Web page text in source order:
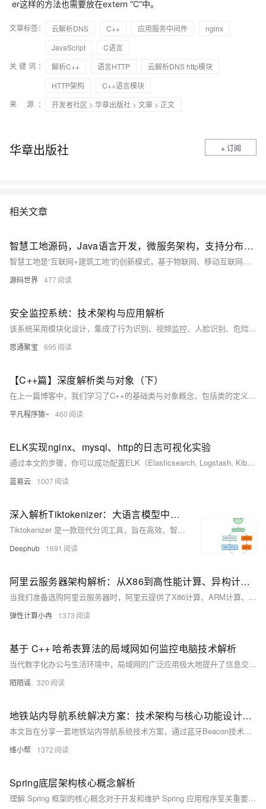
er这样的方法也需要放在extern “C”中。
文章标签： 云解析DNS C++ 应用服务中间件
nginx
JavaScript
C语言
关键词：
解析C++ 语言HTTP
云解析DNS http模块
HTTP架构
C++语言模块
来 源：
开发者社区 > 华章出版社 > 文章 > 正文
华章出版社 + 订阅
相关文章
智慧工地源码，Java语言开发，微服务架构，支持分布式和集群部署，多端覆盖
智慧工地是“互联网+建筑工地”的创新模式，基于物联网、移动互联网、BIM、大数据、人工智能等技术，实现对施工现场人员、设备、材料、安全等环节的智能化管理。其解决方案涵盖数据大屏、移动APP和PC管理端，采用高性能Java微服务架构，支持分布式与集群部署，结合Redis、消息队列等技术确保系统稳定高效。通过大数据驱动决策、物联网实时监测预警及AI智能视频监控，消除数据孤岛，提升项目可控性与安全性。智慧工地提供专家级远程管理服务，助力施工质量和安全管理升级，同时依托可扩展平台、多端应用和丰富设备接口，满足多样化需求，推动建筑行业数字化转型。
源码世界 477
安全监控系统：技术架构与应用解析
该系统采用模块化设计，集成了行为识别、视频监控、人脸识别、危险区域检测、异常事件检测、日志追溯及消息推送等功能，并可选配OCR识别模块。基于深度学习与开源技术栈（如TensorFlow、OpenCV），系统具备高精度、低延迟特点，支持实时分析儿童行为、监测危险区域、识别异常事件，并将结果推送给教师或家长。同时兼容主流硬件，支持本地化推理与分布式处理，确保可靠性与扩展性，为幼儿园安全管理提供全面解决方案。
思通聚宝 695
【C++篇】深度解析类与对象（下）
在上一篇博客中，我们学习了C++的基础类与对象概念，包括类的定义、对象的使用和构造函数的作用。在这一篇，我们将深入探讨C++类的一些重要特性，如构造函数的高级用法、类型转换、static成员、友元、内部类、匿名对象，以及对象拷贝优化等。这些内容可以帮助你更好地理解和应用面向对象编程的核心理念，提升代码的健壮性、灵活性和可维护性。
平凡程序猿~ 460
ELK实现nginx、mysql、http的日志可视化实验
通过本文的步骤，你可以成功配置ELK（Elasticsearch, Logstash, Kibana）来实现nginx、mysql和http日志的可视化。通过Kibana，你可以直观地查看和分析日志数据，从而更好地监控和管理系统。希望这些步骤能帮助你在实际项目中有效地利用ELK来处理日志数据。
蓝易云 1007
深入解析Tiktokenizer：大语言模型中核心分词技术的原理与架构
Tiktokenizer 是一款现代分词工具，旨在高效、智能地将文本转换为机器可处理的离散单元（token）。它不仅超越了传统的空格分割和正则表达式匹配方法，还结合了上下文感知能力，适应复杂语言结构。Tiktokenizer 的核心特性包括自适应 token 分割、高效编码能力和出色的可扩展性，使其适用于从聊天机器人到大规模文本分析等多种应用场景。通过模块化设计，Tiktokenizer 确保了代码的可重用性和维护性，并在分词精度、处理效率和灵活性方面表现出色。此外，它支持多语言处理、表情符号识别和领域特定文本处理，能够应对各种复杂的文本输入需求。
Deephub 1691
阿里云服务器架构解析：从X86到高性能计算、异构计算等不同架构性能、适用场景及选择参考
当我们准备选购阿里云服务器时，阿里云提供了X86计算、ARM计算、GPU/FPGA/ASIC、弹性裸金属服务器以及高性能计算等多种架构，每种架构都有其独特的特点和适用场景。本文将详细解析这些架构的区别，探讨它们的主要特点和适用场景，并为用户提供选择云服务器架构的全面指南。
弹性计算小冉 1373
基于 C++ 哈希表算法的局域网如何监控电脑技术解析
当代数字化办公与生活环境中，局域网的广泛应用极大地提升了信息交互的效率与便捷性。然而，出于网络安全管理、资源合理分配以及合规性要求等多方面的考量，对局域网内计算机进行有效监控成为一项至关重要的任务。实现局域网内计算机监控，涉及多种数据结构与算法的运用。本文聚焦于 C++ 编程语言中的哈希表算法，深入探讨其在局域网计算机监控场景中的应用，并通过详尽的代码示例进行阐释。
陌陌谣 320
地铁站内导航系统解决方案：技术架构与核心功能设计解析
本文旨在分享一套地铁站内导航系统技术方案，通过蓝牙Beacon技术与AI算法的结合，解决传统导航定位不准确、路径规划不合理等问题，提升乘客出行体验，同时为地铁运营商提供数据支持与增值服务。 如需获取校地铁站内智能导航系统方案文档可前往文章最下方获取，如有项目合作及技术交流欢迎私信我们哦~
维小帮 1372
Spring底层架构核心概念解析
理解 Spring 框架的核心概念对于开发和维护 Spring 应用程序至关重要。IOC 和 AOP 是其两个关键特性，通过依赖注入和面向切面编程实现了高效的模块化和松耦合设计。Spring 容器管理着 Beans 的生命周期和配置，而核心模块为各种应用场景提供了丰富的功能支持。通过全面掌握这些核心概念，开发者可以更加高效地利用 Spring 框架开发企业级应用。